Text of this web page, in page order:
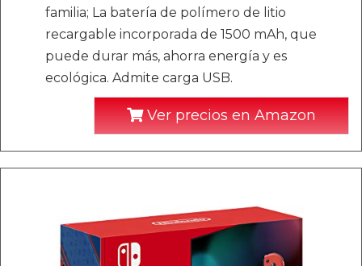
familia; La batería de polímero de litio
recargable incorporada de 1500 mAh, que
puede durar más, ahorra energía y es
ecológica. Admite carga USB.
Ver precios en Amazon